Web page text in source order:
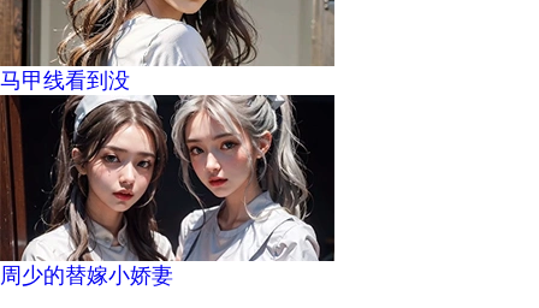
马甲线看到没
周少的替嫁小娇妻